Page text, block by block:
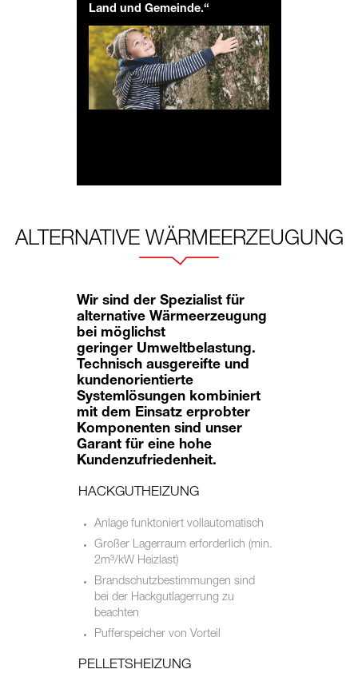
Land und Gemeinde.“
ALTERNATIVE WÄRMEERZEUGUNG
Wir sind der Spezialist für
alternative Wärmeerzeugung
bei möglichst
geringer Umweltbelastung.
Technisch ausgereifte und
kundenorientierte
Systemlösungen kombiniert
mit dem Einsatz erprobter
Komponenten sind unser
Garant für eine hohe
Kundenzufriedenheit.
HACKGUTHEIZUNG
Anlage funktoniert vollautomatisch
Großer Lagerraum erforderlich (min.
2m³/kW Heizlast)
Brandschutzbestimmungen sind
bei der Hackgutlagerrung zu
beachten
Pufferspeicher von Vorteil
PELLETSHEIZUNG